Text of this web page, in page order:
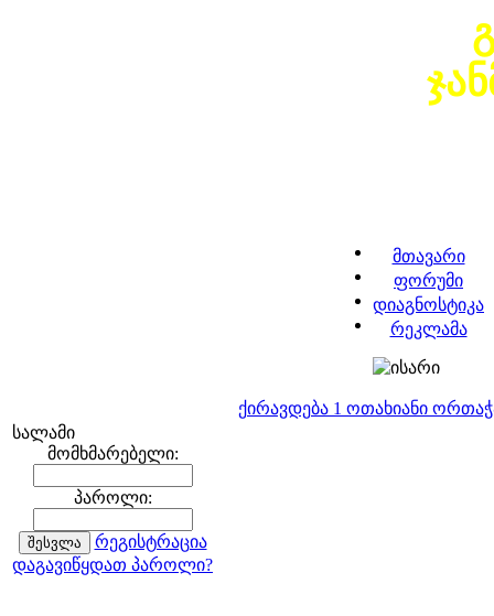
მთავარი
ფორუმი
დიაგნოსტიკა
რეკლამა
ქირავდება 1 ოთახიანი
სალამი
მომხმარებელი:
პაროლი:
რეგისტრაცია
დაგავიწყდათ პაროლი?